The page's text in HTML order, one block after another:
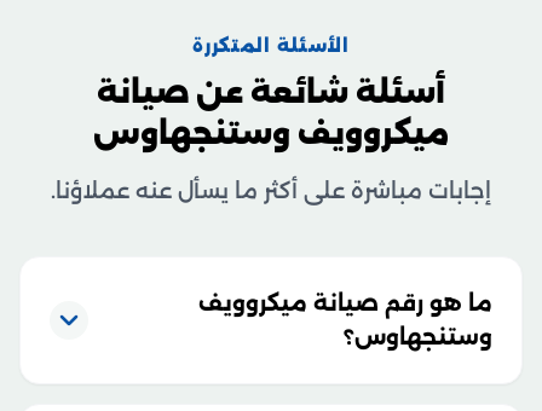
الأسئلة المتكررة
أسئلة شائعة عن صيانة
ميكروويف وستنجهاوس
إجابات مباشرة على أكثر ما يسأل عنه عملاؤنا.
ما هو رقم صيانة ميكروويف
وستنجهاوس؟